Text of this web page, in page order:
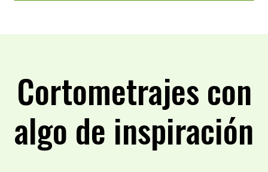
Cortometrajes con
algo de inspiración